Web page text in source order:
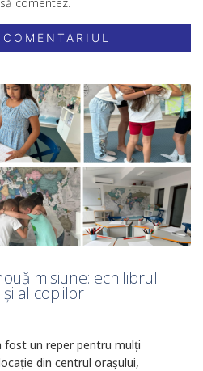
misiune: echilibrul
al copiilor
fost un reper pentru mulți
din centrul orașului,